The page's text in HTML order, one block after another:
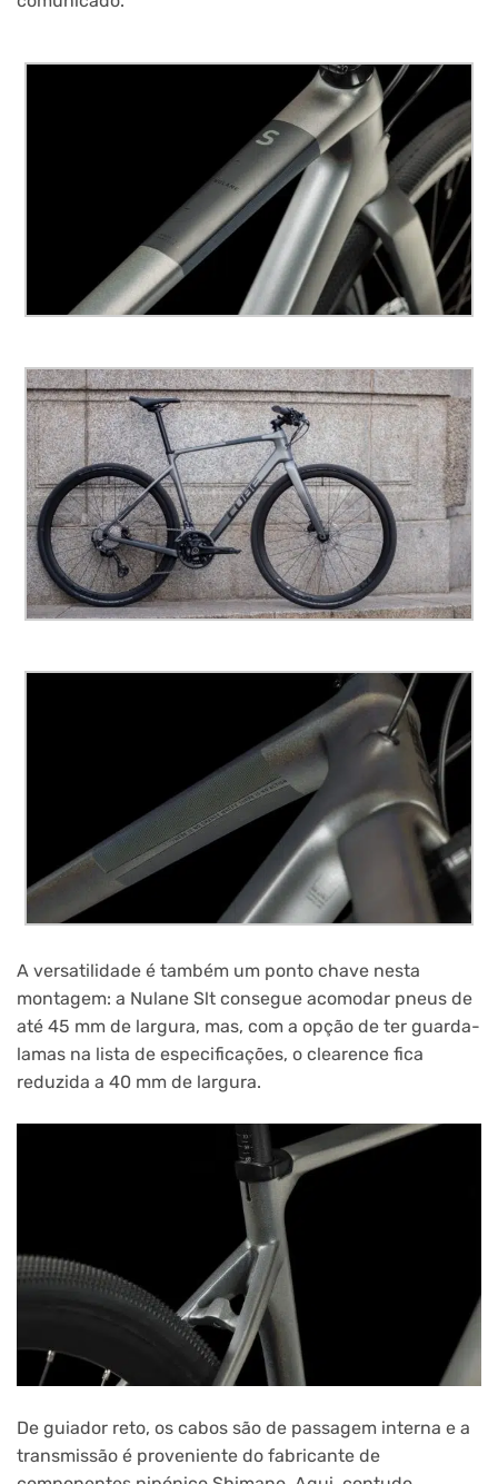
A versatilidade é também um ponto chave nesta
montagem: a Nulane Slt consegue acomodar pneus de
até 45 mm de largura, mas, com a opção de ter guarda-
lamas na lista de especificações, o clearence fica
reduzida a 40 mm de largura.
De guiador reto, os cabos são de passagem interna e a
transmissão é proveniente do fabricante de